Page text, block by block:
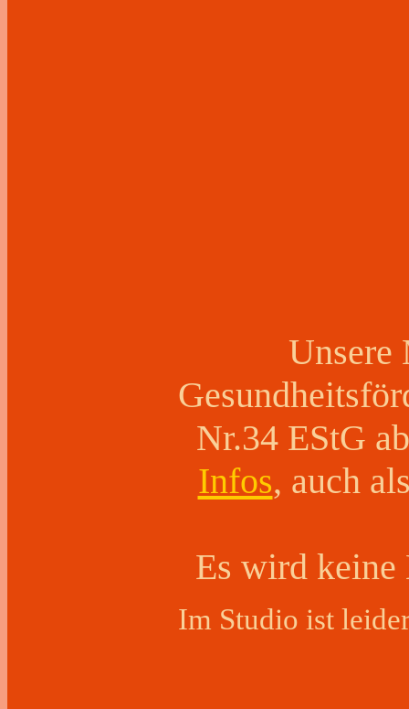
Unsere
Nr.34 EStG
Infos, auch
Es wird keine
Im Studio ist